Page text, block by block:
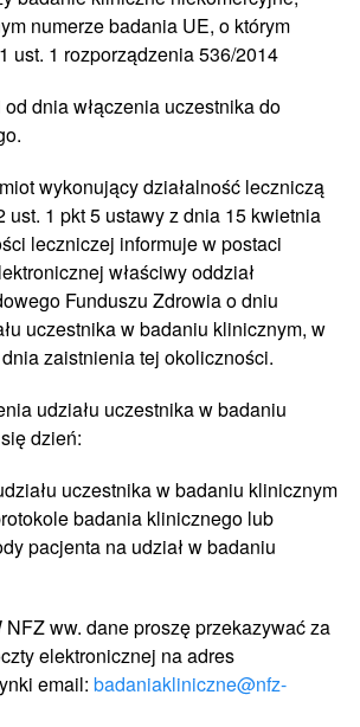
numerze badania UE, o którym
ust. 1 rozporządzenia 536/2014
dnia włączenia uczestnika do
wykonujący działalność leczniczą
ust. 1 pkt 5 ustawy z dnia 15 kwietnia
leczniczej informuje w postaci
właściwy oddział
Funduszu Zdrowia o dniu
uczestnika w badaniu klinicznym, w
zaistnienia tej okoliczności.
udziału uczestnika w badaniu
dzień:
uczestnika w badaniu klinicznym
badania klinicznego lub
pacjenta na udział w badaniu
ww. dane proszę przekazywać za
elektronicznej na adres
email: badaniakliniczne@nfz-